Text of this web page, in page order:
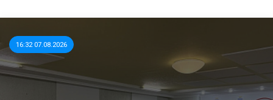
16:32 07.08.2026